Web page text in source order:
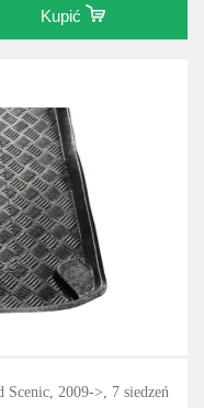
Kupić
Scenic, 2009->, 7 siedzeń